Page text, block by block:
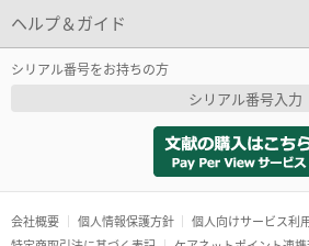
ヘルプ＆ガイド
シリアル番号をお持ちの方
シリアル番号入力
会社概要 個人情報保護方針
個人向けサービス利